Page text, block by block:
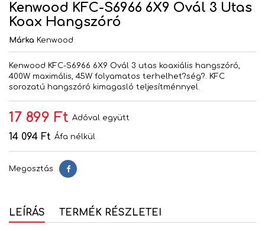
Kenwood KFC-S6966 6X9 Ovál 3 Utas
Koax Hangszóró
Márka Kenwood
Kenwood KFC-S6966 6X9 Ovál 3 utas koaxiális hangszóró,
400W maximális, 45W folyamatos terhelhet?ség?. KFC
sorozatú hangszóró kimagasló teljesítménnyel.
17 899 Ft Adóval együtt
14 094 Ft Áfa nélkül
Megosztás Megosztás
LEÍRÁS TERMÉK RÉSZLETEI